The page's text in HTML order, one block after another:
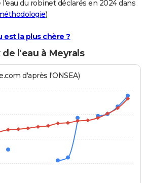
du robinet déclarés en 2024 dans
)
est la plus chère ?
l'eau à Meyrals
d'après l'ONSEA)